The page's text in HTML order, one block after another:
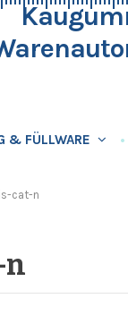
& FÜLLWARE
cat-n
n